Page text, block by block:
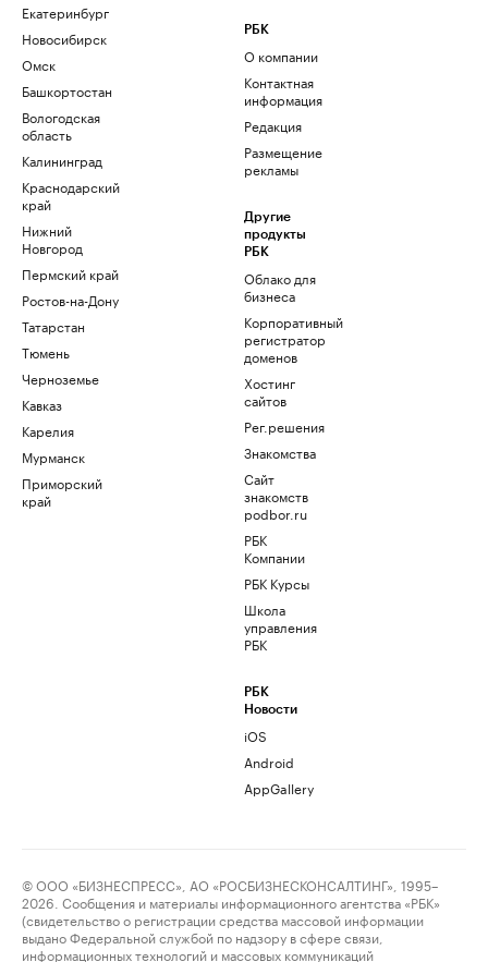
Екатеринбург
Новосибирск
Омск
Башкортостан
Вологодская
область
Калининград
Краснодарский
край
Нижний
Новгород
Пермский край
Ростов-на-Дону
Татарстан
Тюмень
Черноземье
Кавказ
Карелия
Мурманск
Приморский
край
РБК
О компании
Контактная
информация
Редакция
Размещение
рекламы
Другие
продукты
РБК
Облако для
бизнеса
Корпоративный
регистратор
доменов
Хостинг
сайтов
Рег.решения
Знакомства
Сайт
знакомств
podbor.ru
РБК
Компании
РБК Курсы
Школа
управления
РБК
РБК
Новости
iOS
Android
AppGallery
© ООО «БИЗНЕСПРЕСС», АО «РОСБИЗНЕСКОНСАЛТИНГ», 1995–
2026. Сообщения и материалы информационного агентства «РБК»
(свидетельство о регистрации средства массовой информации
выдано Федеральной службой по надзору в сфере связи,
информационных технологий и массовых коммуникаций